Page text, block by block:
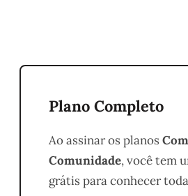
Plano Completo
Ao assinar os planos
Comunidade, você tem
grátis para conhecer